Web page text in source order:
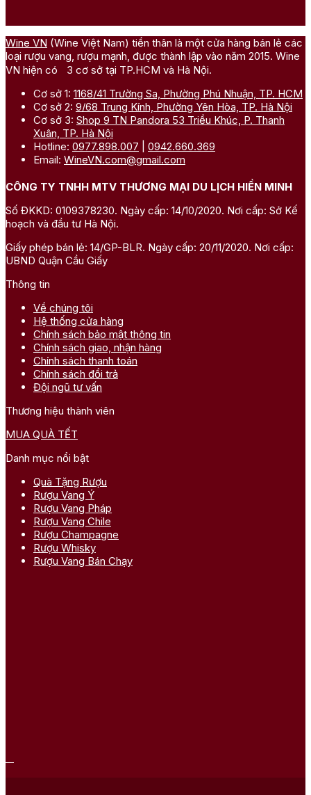
Wine VN (Wine Việt Nam) tiền thân là một cửa hàng bán lẻ các
loại rượu vang, rượu mạnh, được thành lập vào năm 2015. Wine
VN hiện có 3 cơ sở tại TP.HCM và Hà Nội.
Cơ sở 1: 1168/41 Trường Sa, Phường Phú Nhuận, TP. HCM
Cơ sở 2: 9/68 Trung Kính, Phường Yên Hòa, TP. Hà Nội
Cơ sở 3: Shop 9 TN Pandora 53 Triều Khúc, P. Thanh
Xuân, TP. Hà Nội
Hotline: 0977.898.007
0942.660.369
Email: WineVN.com@gmail.com
CÔNG TY TNHH MTV THƯƠNG MẠI DU LỊCH HIỀN MINH
Số ĐKKD: 0109378230. Ngày cấp: 14/10/2020. Nơi cấp: Sở Kế
hoạch và đầu tư Hà Nội.
Giấy phép bán lẻ: 14/GP-BLR. Ngày cấp: 20/11/2020. Nơi cấp:
UBND Quận Cầu Giấy
Thông tin
Về chúng tôi
Hệ thống cửa hàng
Chính sách bảo mật thông tin
Chính sách giao, nhận hàng
Chính sách thanh toán
Chính sách đổi trả
Đội ngũ tư vấn
Thương hiệu thành viên
MUA QUÀ TẾT
Danh mục nổi bật
Quà Tặng Rượu
Rượu Vang Ý
Rượu Vang Pháp
Rượu Vang Chile
Rượu Champagne
Rượu Whisky
Rượu Vang Bán Chạy